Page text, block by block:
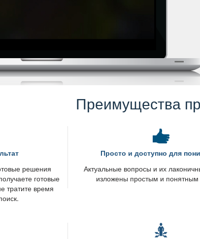
Преимущества
решения
готовые
тратите время
Просто и доступно для
Актуальные вопросы и их
изложены простым и понятным